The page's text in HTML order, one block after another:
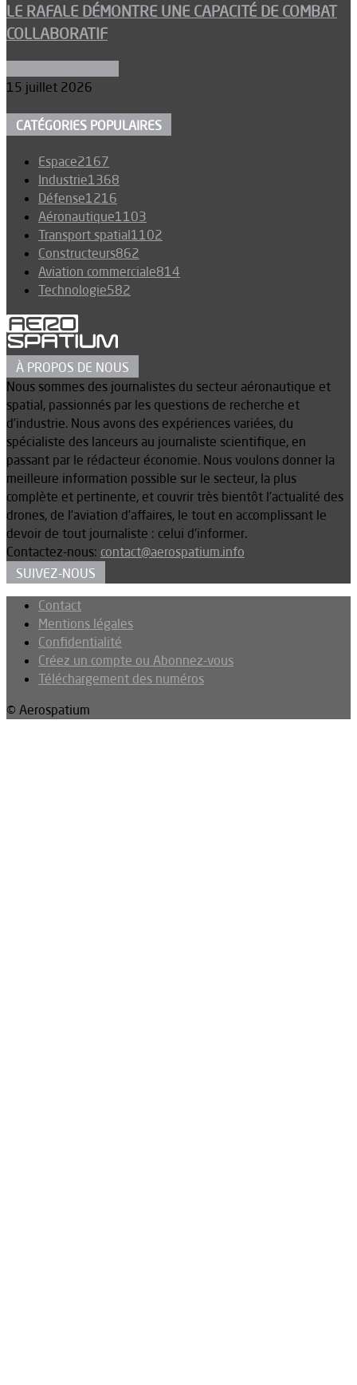
LE RAFALE DÉMONTRE UNE CAPACITÉ DE COMBAT
COLLABORATIF
15 juillet 2026
CATÉGORIES POPULAIRES
Espace2167
Industrie1368
Défense1216
Aéronautique1103
Transport spatial1102
Constructeurs862
Aviation commerciale814
Technologie582
À PROPOS DE NOUS
Nous sommes des journalistes du secteur aéronautique et
spatial, passionnés par les questions de recherche et
d’industrie. Nous avons des expériences variées, du
spécialiste des lanceurs au journaliste scientifique, en
passant par le rédacteur économie. Nous voulons donner la
meilleure information possible sur le secteur, la plus
complète et pertinente, et couvrir très bientôt l’actualité des
drones, de l’aviation d’affaires, le tout en accomplissant le
devoir de tout journaliste : celui d’informer.
Contactez-nous: contact@aerospatium.info
SUIVEZ-NOUS
Contact
Mentions légales
Confidentialité
Créez un compte ou Abonnez-vous
Téléchargement des numéros
© Aerospatium